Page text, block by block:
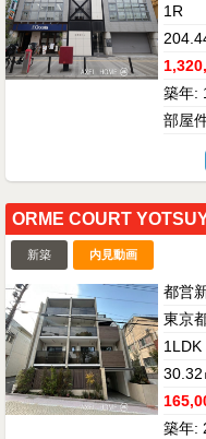
1R
築年:
部屋
ORME COURT
新築 内見動画
都営
東京
1LDK
30.32
築年: